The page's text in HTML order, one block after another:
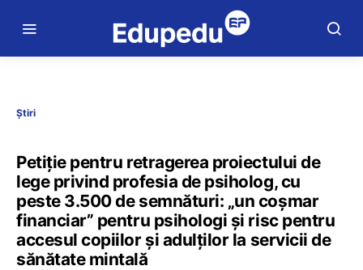
Știri
Petiție pentru retragerea proiectului de
lege privind profesia de psiholog, cu
peste 3.500 de semnături: „un coșmar
financiar” pentru psihologi și risc pentru
accesul copiilor și adulților la servicii de
sănătate mintală